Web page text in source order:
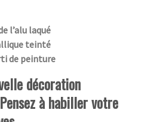
l’alu laqué
teinté
de peinture
décoration
à habiller votre